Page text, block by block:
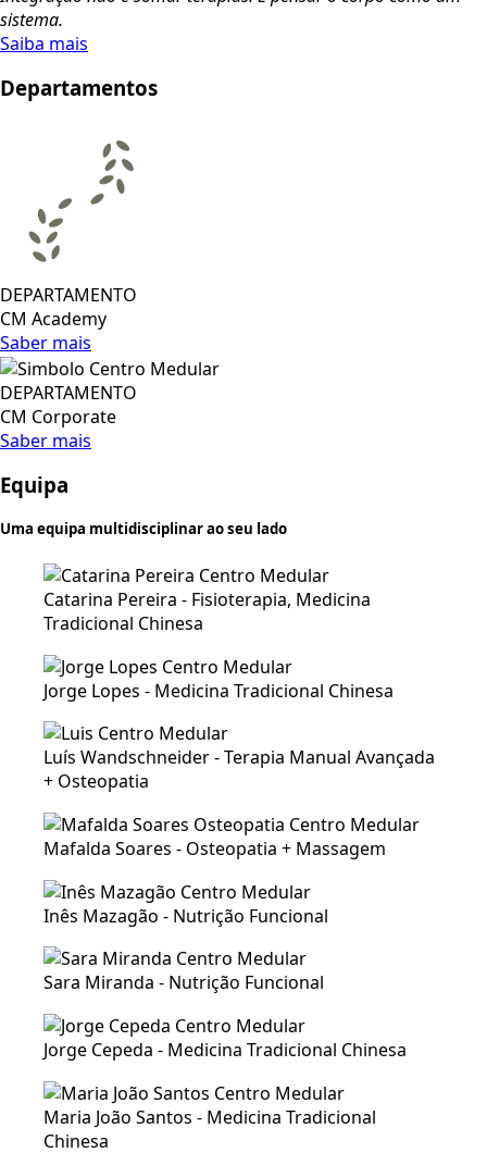
sistema.
Saiba mais
Departamentos
DEPARTAMENTO
CM Academy
Saber mais
DEPARTAMENTO
CM Corporate
Saber mais
Equipa
Uma equipa multidisciplinar ao seu lado
Catarina Pereira - Fisioterapia, Medicina
Tradicional Chinesa
Jorge Lopes - Medicina Tradicional Chinesa
Luís Wandschneider - Terapia Manual Avançada
+ Osteopatia
Mafalda Soares - Osteopatia + Massagem
Inês Mazagão - Nutrição Funcional
Sara Miranda - Nutrição Funcional
Jorge Cepeda - Medicina Tradicional Chinesa
Maria João Santos - Medicina Tradicional
Chinesa